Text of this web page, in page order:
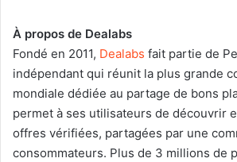
À propos de Dealabs
Fondé en 2011, Dealabs fait partie de
indépendant qui réunit la plus grande
mondiale dédiée au partage de bons
permet à ses utilisateurs de découvrir
offres vérifiées, partagées par une
consommateurs. Plus de 3 millions de